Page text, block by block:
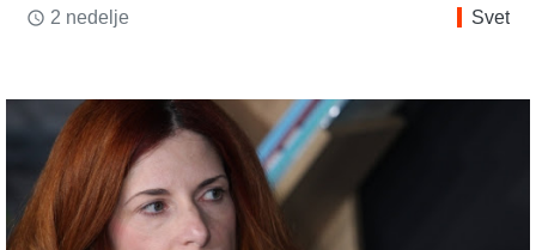
access_time 2 nedelje Svet